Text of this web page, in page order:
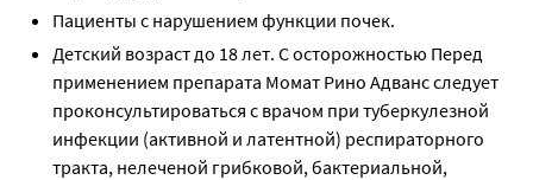
Пациенты с нарушением функции почек.
Детский возраст до 18 лет. С осторожностью Перед
применением препарата Момат Рино Адванс следует
проконсультироваться с врачом при туберкулезной
инфекции (активной и латентной) респираторного
тракта, нелеченой грибковой, бактериальной,